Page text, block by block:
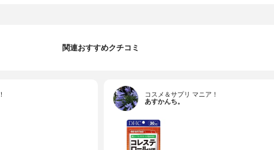
関連おすすめクチコミ
コスメ＆サプリ マニア！
あすかんち。